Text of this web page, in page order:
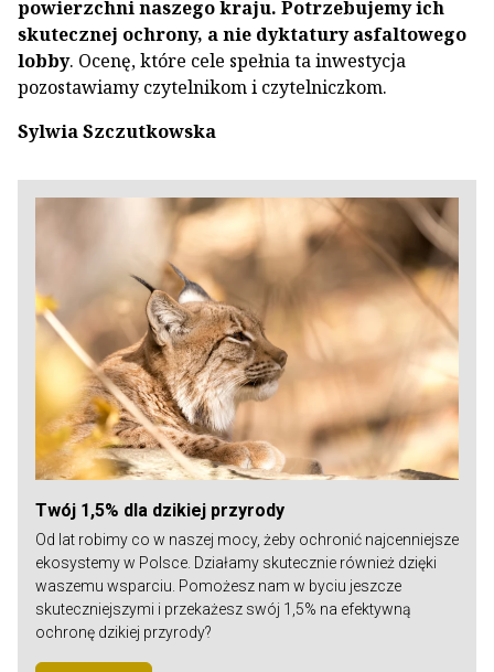
powierzchni naszego kraju. Potrzebujemy ich
skutecznej ochrony, a nie dyktatury asfaltowego
lobby. Ocenę, które cele spełnia ta inwestycja
pozostawiamy czytelnikom i czytelniczkom.
Sylwia Szczutkowska
Twój 1,5% dla dzikiej przyrody
Od lat robimy co w naszej mocy, żeby ochronić najcenniejsze
ekosystemy w Polsce. Działamy skutecznie również dzięki
waszemu wsparciu. Pomożesz nam w byciu jeszcze
skuteczniejszymi i przekażesz swój 1,5% na efektywną
ochronę dzikiej przyrody?